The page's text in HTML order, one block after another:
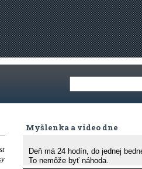
Myšlenka a video dne
Deň má 24 hodín, do jednej
To nemôže byť náhoda.